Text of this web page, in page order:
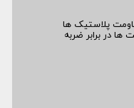
پلاستیک ها
ها در برابر ضربه